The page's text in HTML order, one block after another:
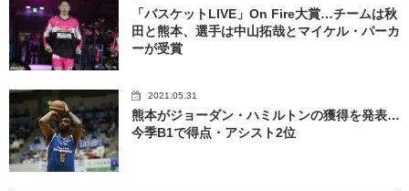
「バスケットLIVE」On Fire大賞…チームは秋
田と熊本、選手は中山拓哉とマイケル・パーカ
ーが受賞
2021.05.31
熊本がジョーダン・ハミルトンの獲得を発表…
今季B1で得点・アシスト2位